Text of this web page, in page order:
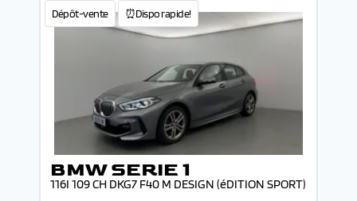
Dépôt-vente ⏰Dispo rapide!
BMW SERIE 1
116I 109 CH DKG7 F40 M DESIGN (éDITION SPORT)